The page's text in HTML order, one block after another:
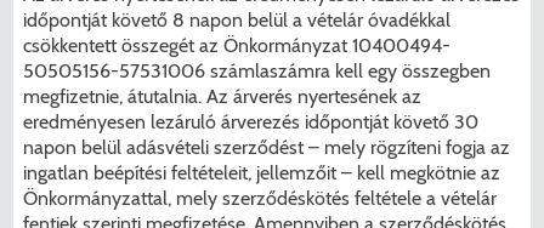
időpontját követő 8 napon belül a vételár óvadékkal
csökkentett összegét az Önkormányzat 10400494-
50505156-57531006 számlaszámra kell egy összegben
megfizetnie, átutalnia. Az árverés nyertesének az
eredményesen lezáruló árverezés időpontját követő 30
napon belül adásvételi szerződést – mely rögzíteni fogja az
ingatlan beépítési feltételeit, jellemzőit – kell megkötnie az
Önkormányzattal, mely szerződéskötés feltétele a vételár